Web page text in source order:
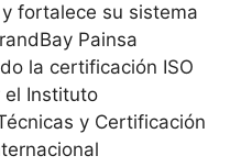
fortalece su sistema
Painsa
la certificación ISO
el Instituto
y Certificación